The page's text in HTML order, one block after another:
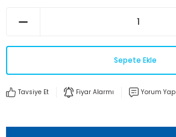
Sepete Ekle
Tavsiye Et Fiyar Alarmı Yorum Yap